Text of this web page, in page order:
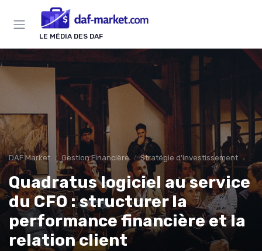
LE MÉDIA DES DAF
DAF Market Gestion Financière Stratégie d'investissement
Quadratus logiciel au service
du CFO : structurer la
performance financière et la
relation client
Panneau de gestion des cookies